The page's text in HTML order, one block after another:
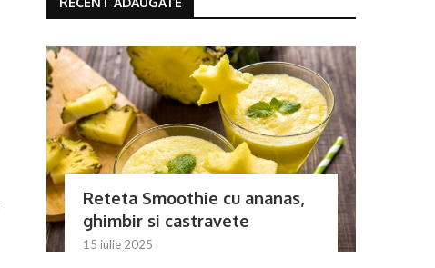
Reteta Smoothie cu ananas,
ghimbir si castravete
15 iulie 2025